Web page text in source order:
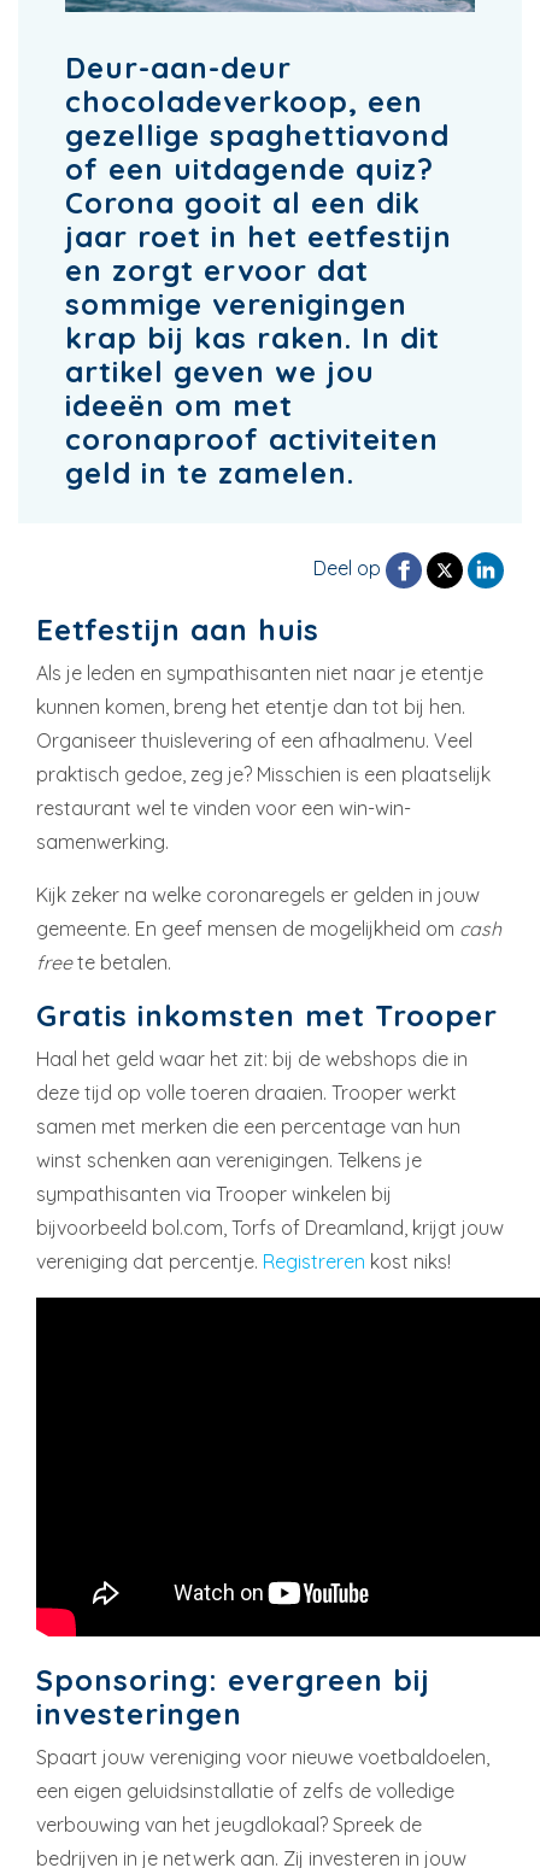
Deur-aan-deur
chocoladeverkoop, een
gezellige spaghettiavond
of een uitdagende quiz?
Corona gooit al een dik
jaar roet in het eetfestijn
en zorgt ervoor dat
sommige verenigingen
krap bij kas raken. In dit
artikel geven we jou
ideeën om met
coronaproof activiteiten
geld in te zamelen.
Deel op
Eetfestijn aan huis
Als je leden en sympathisanten niet naar je etentje
kunnen komen, breng het etentje dan tot bij hen.
Organiseer thuislevering of een afhaalmenu. Veel
praktisch gedoe, zeg je? Misschien is een plaatselijk
restaurant wel te vinden voor een win-win-
samenwerking.
Kijk zeker na welke coronaregels er gelden in jouw
gemeente. En geef mensen de mogelijkheid om cash
freete betalen.
Gratis inkomsten met Trooper
Haal het geld waar het zit: bij de webshops die in
deze tijd op volle toeren draaien. Trooper werkt
samen met merken die een percentage van hun
winst schenken aan verenigingen. Telkens je
sympathisanten via Trooper winkelen bij
bijvoorbeeld bol.com, Torfs of Dreamland, krijgt jouw
vereniging dat percentje. Registreren kost niks!
Sponsoring: evergreen bij
investeringen
Spaart jouw vereniging voor nieuwe voetbaldoelen,
een eigen geluidsinstallatie of zelfs de volledige
verbouwing van het jeugdlokaal? Spreek de
bedrijven in je netwerk aan. Zij investeren in jouw